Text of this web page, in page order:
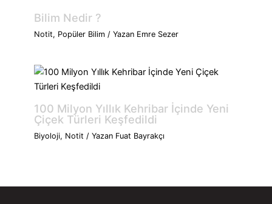
Bilim Nedir ?
Notit, Popüler Bilim / Yazan Emre Sezer
100 Milyon Yıllık Kehribar İçinde Yeni
Çiçek Türleri Keşfedildi
Biyoloji, Notit / Yazan Fuat Bayrakçı